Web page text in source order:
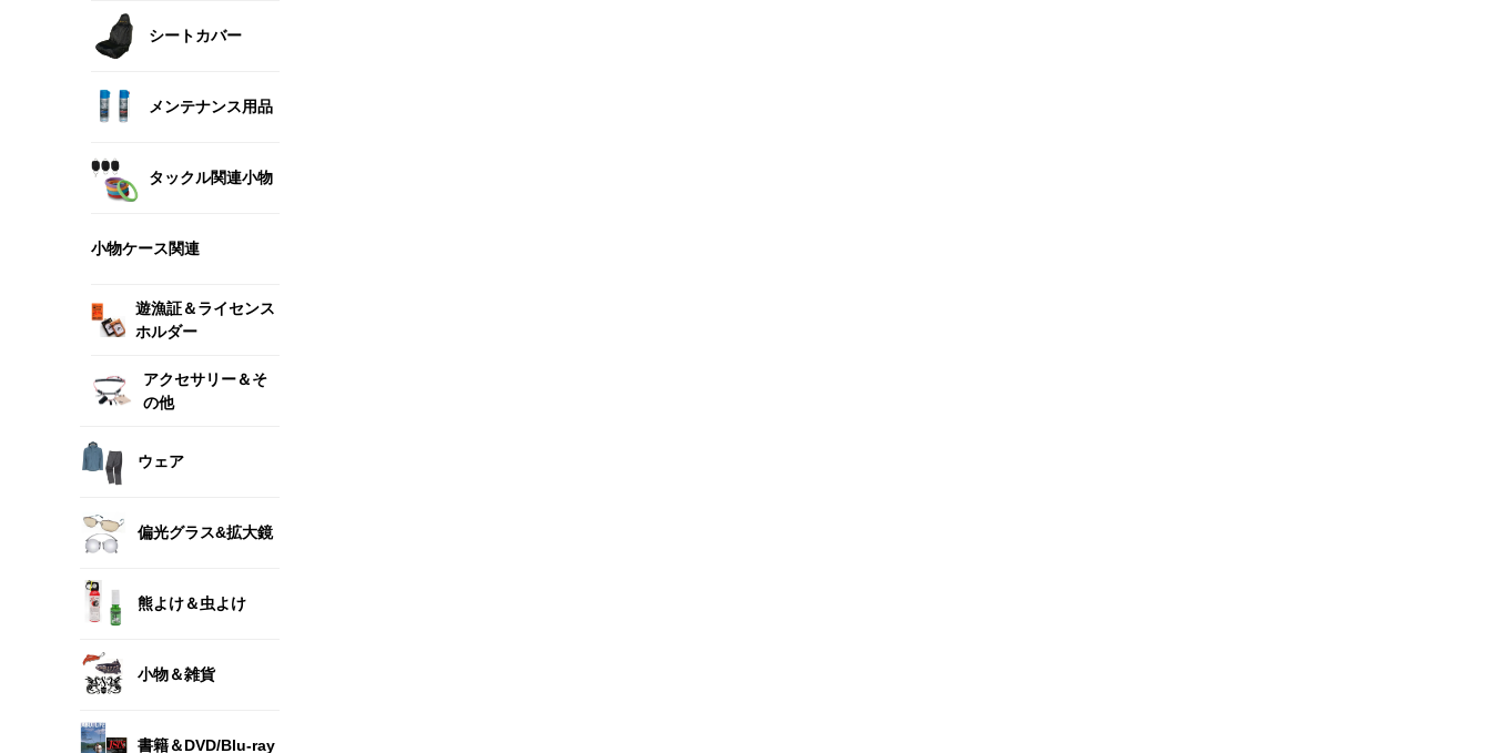
シートカバー
メンテナンス用品
タックル関連小物
小物ケース関連
遊漁証＆ライセンス
ホルダー
アクセサリー＆そ
の他
ウェア
偏光グラス&拡大鏡
熊よけ＆虫よけ
小物＆雑貨
書籍＆DVD/Blu-ray